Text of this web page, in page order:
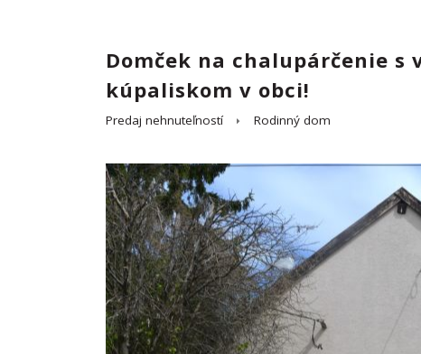
Domček na chalupárčenie s
kúpaliskom v obci!
Predaj nehnuteľností Rodinný dom